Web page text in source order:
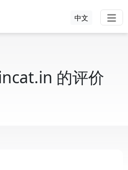
中文
的评价